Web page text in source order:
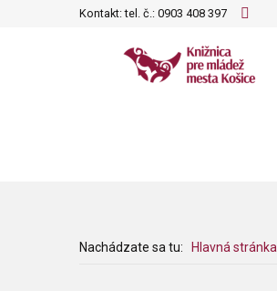
Kontakt: tel. č.: 0903 408 397
Nachádzate sa tu: Hlavná stránka